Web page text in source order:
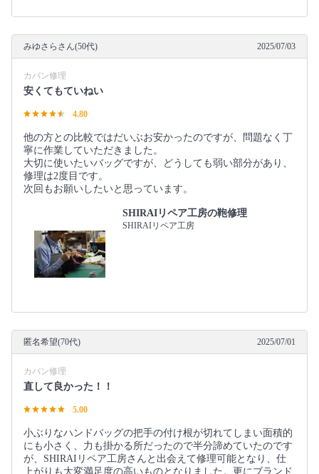
みゆさらさん(50代) 2025/07/03
カバン修理
安くてもていねい
4.80
他の方との比較ではだいぶお安かったのですが、問題なく丁
寧に作業していただきました。
大切に使いたいバッグですが、どうしても弱い部分があり、
修理は2度目です。
次回もお願いしたいと思っています。
SHIRAIリペア工房の鞄修理
SHIRAIリペア工房
匿名希望(70代) 2025/07/01
カバン修理
直して良かった！！
5.00
小ぶりなハンドバッグの把手の付け根が切れてしまい面積的
にも小さく、力も掛かる所だったので半分諦めていたのです
が、SHIRAIリペア工房さんと出会えて修理可能となり、仕
上がりも大変満足度の高いものとなりました。更にブランド